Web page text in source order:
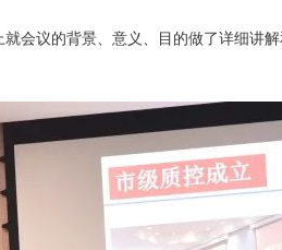
议的背景、意义、目的做了详细讲